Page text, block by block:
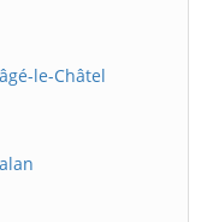
le-Châtel